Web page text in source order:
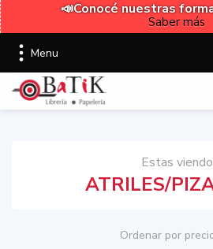
📣Conocé nuestras
Saber más
Menu
Estas viendo
ATRILES/
Ordenarpor